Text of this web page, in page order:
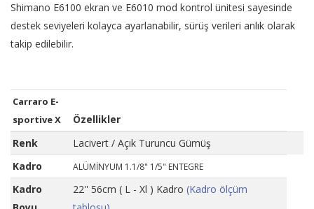
Shimano E6100 ekran ve E6010 mod kontrol ünitesi sayesinde
destek seviyeleri kolayca ayarlanabilir, sürüş verileri anlık olarak
takip edilebilir.
Carraro E-
sportive X
Özellikler
Renk
Lacivert / Açık Turuncu Gümüş
Kadro
ALÜMİNYUM 1.1/8" 1/5" ENTEGRE
Kadro
22'' 56cm ( L - Xl ) Kadro (Kadro ölçüm